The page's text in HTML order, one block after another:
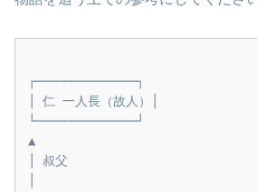
┌──────────────┐
│ 仁 一人長（故人）│
└──────────────┘
▲
│ 叔父